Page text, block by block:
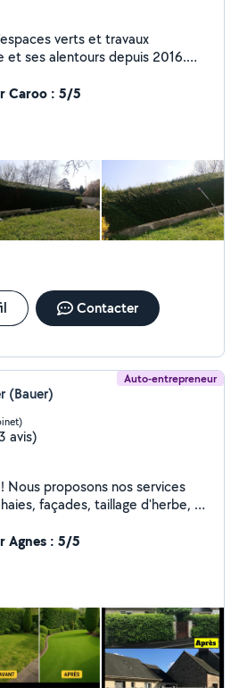
verts et travaux
et ses alentours depuis 2016.
pour garantir la santé de vos
votre
Caroo : 5/5
Contacter
Auto-entrepreneur
(Bauer)
avis)
façades, taillage d'herbe, et
un travail soigné et
également des prestations
intérieure, de volets, etc. Pose
notre clientèle, nous mettons
service pour vous satisfaire à
là pour ça !
Agnes : 5/5